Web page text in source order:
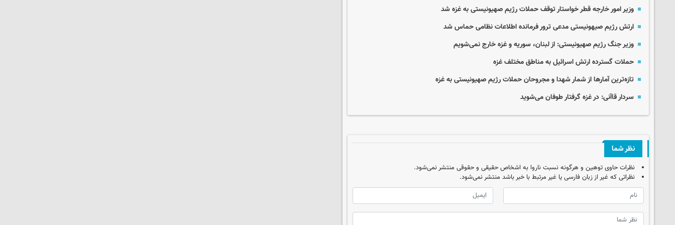
وزیر امور خارجه قطر خواستار توقف حملات رژیم صهیونیستی به غزه شد
ارتش رژیم صیهونیستی مدعی ترور فرمانده اطلاعات نظامی حماس شد
وزیر جنگ رژیم صهیونیستی: از لبنان، سوریه و غزه خارج نمی‌شویم
حملات گسترده ارتش اسرائیل به مناطق مختلف غزه
تازه‌ترین آمارها از شمار شهدا و مجروحان حملات رژیم صهیونیستی به غزه
سردار قاآنی: در غزه گرفتار طوفان می‌شوید
نظر شما
نظرات حاوی توهین و هرگونه نسبت ناروا به اشخاص حقیقی و حقوقی منتشر نمی‌شود.
نظراتی که غیر از زبان فارسی یا غیر مرتبط با خبر باشد منتشر نمی‌شود.